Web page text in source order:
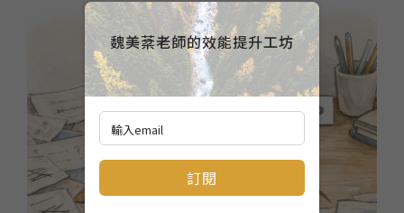
魏美棻老師的效能提升工坊
訂閱